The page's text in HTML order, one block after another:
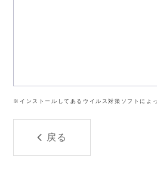
※インストールしてあるウイルス対策ソフトによ
戻る